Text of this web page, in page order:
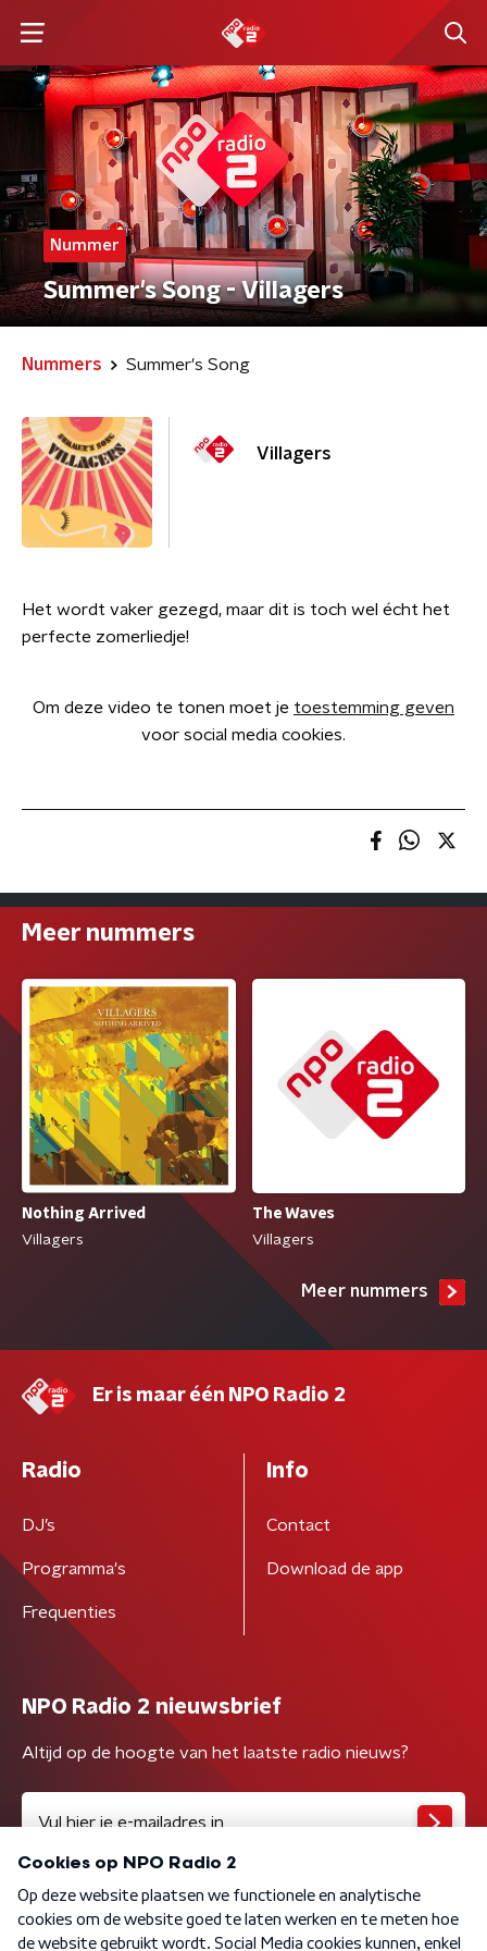
Nummer
Summer's Song - Villagers
Nummers Summer's Song
Villagers
Het wordt vaker gezegd, maar dit is toch wel écht het
perfecte zomerliedje!
Om deze video te tonen moet je toestemming geven
voor social media cookies.
Meer nummers
Nothing Arrived
Villagers
The Waves
Villagers
Meer nummers
Er is maar één NPO Radio 2
Radio
DJ’s
Programma's
Frequenties
Info
Contact
Download de app
NPO Radio 2 nieuwsbrief
Altijd op de hoogte van het laatste radio nieuws?